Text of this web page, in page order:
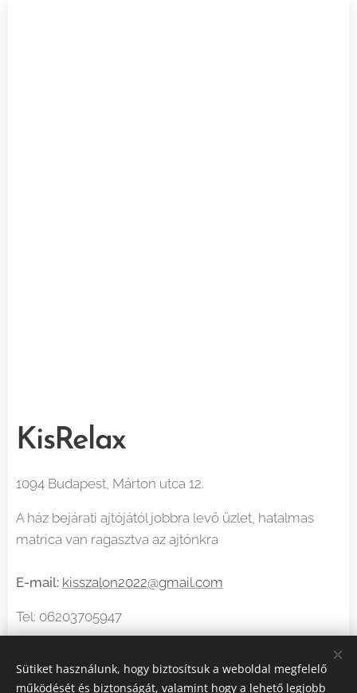
KisRelax
1094 Budapest, Márton utca 12.
A ház bejárati ajtójától jobbra levő üzlet, hatalmas
matrica van ragasztva az ajtónkra
E-mail: kisszalon2022@gmail.com
Tel: 06203705947
Nyitvatartás
Sütiket használunk, hogy biztosítsuk a weboldal megfelelő
működését és biztonságát, valamint hogy a lehető legjobb